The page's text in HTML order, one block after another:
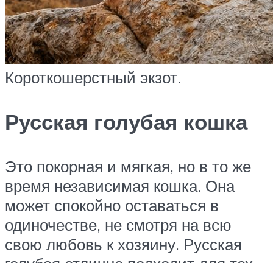
Короткошерстный экзот.
Русская голубая кошка
Это покорная и мягкая, но в то же
время независимая кошка. Она
может спокойно оставаться в
одиночестве, не смотря на всю
свою любовь к хозяину. Русская